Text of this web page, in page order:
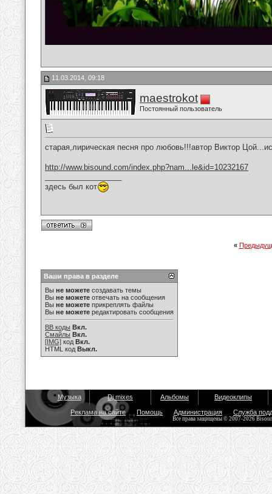
11.03.2014, 09:18
maestrokot
Постоянный пользователь
старая,лирическая песня про любовь!!!автор Виктор
http://www.bisound.com/index.php?nam...le&id=10232167
здесь был кот
«
Ваши права в разделе
Вы не можете создавать темы
Вы не можете отвечать на сообщения
Вы не можете прикреплять файлы
Вы не можете редактировать сообщения
BB коды Вкл.
Смайлы Вкл.
[IMG] код Вкл.
HTML код Выкл.
Музыка Dj mixes Альбомы Видеоклипы
Реклама на сайте Помощь Администрация Служба
Все права защищены © 2007-2026